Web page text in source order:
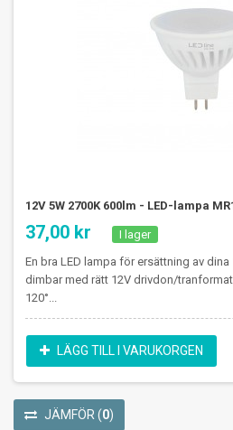
12V 5W 2700K 600lm - LED-lampa
37,00 kr
I lager
En bra LED lampa för ersättning av
dimbar med rätt 12V drivdon/
120°...
LÄGG TILL I VARUKORGEN
JÄMFÖR(0)